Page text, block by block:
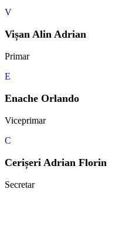
V
Vișan Alin Adrian
Primar
E
Enache Orlando
Viceprimar
C
Cerișeri Adrian Florin
Secretar